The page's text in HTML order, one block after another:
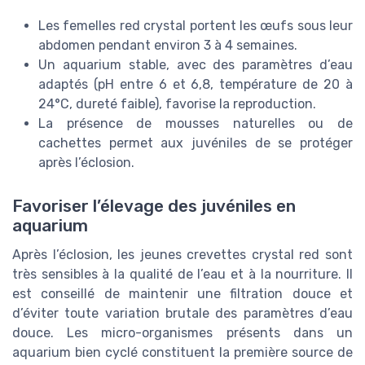
Les femelles red crystal portent les œufs sous leur
abdomen pendant environ 3 à 4 semaines.
Un aquarium stable, avec des paramètres d’eau
adaptés (pH entre 6 et 6,8, température de 20 à
24°C, dureté faible), favorise la reproduction.
La présence de mousses naturelles ou de
cachettes permet aux juvéniles de se protéger
après l’éclosion.
Favoriser l’élevage des juvéniles en
aquarium
Après l’éclosion, les jeunes crevettes crystal red sont
très sensibles à la qualité de l’eau et à la nourriture. Il
est conseillé de maintenir une filtration douce et
d’éviter toute variation brutale des paramètres d’eau
douce. Les micro-organismes présents dans un
aquarium bien cyclé constituent la première source de